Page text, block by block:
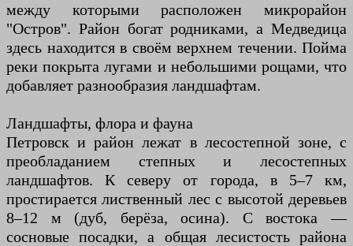
между которыми расположен микрорайон
"Остров". Район богат родниками, а Медведица
здесь находится в своём верхнем течении. Пойма
реки покрыта лугами и небольшими рощами, что
добавляет разнообразия ландшафтам.
Ландшафты, флора и фауна
Петровск и район лежат в лесостепной зоне, с
преобладанием степных и лесостепных
ландшафтов. К северу от города, в 5–7 км,
простирается лиственный лес с высотой деревьев
8–12 м (дуб, берёза, осина). С востока —
сосновые посадки, а общая лесистость района